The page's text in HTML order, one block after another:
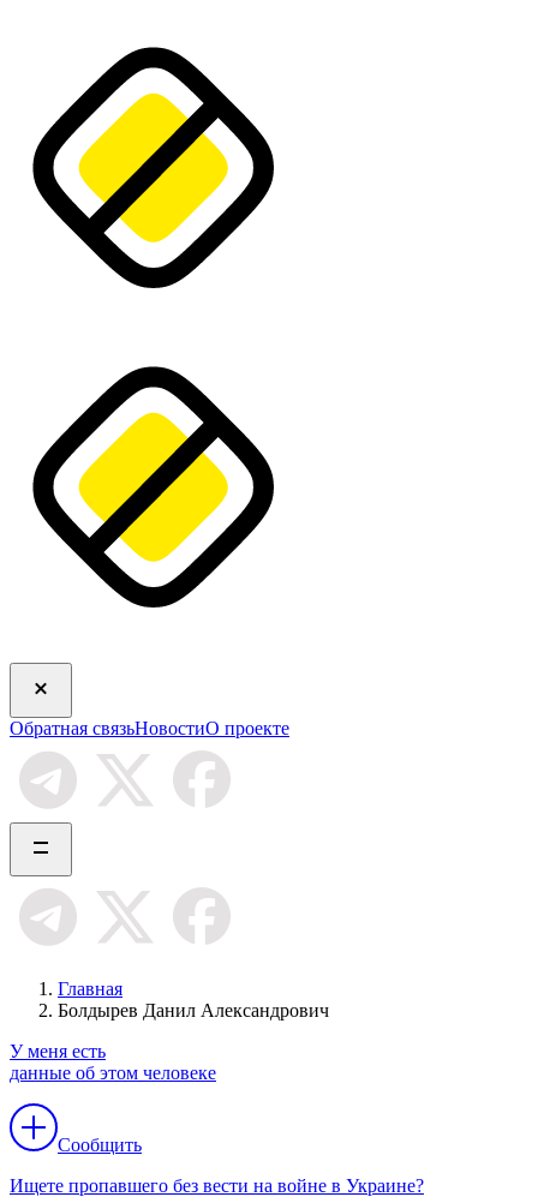
Обратная связьНовостиО проекте
Главная
Болдырев Данил Александрович
У меня есть
данные об этом человеке
Сообщить
Ищете пропавшего без вести на войне в Украине?